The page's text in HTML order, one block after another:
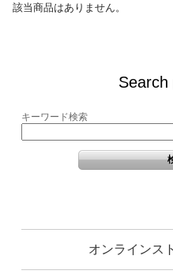
該当商品はありません。
Search
キーワード検索
オンラインス